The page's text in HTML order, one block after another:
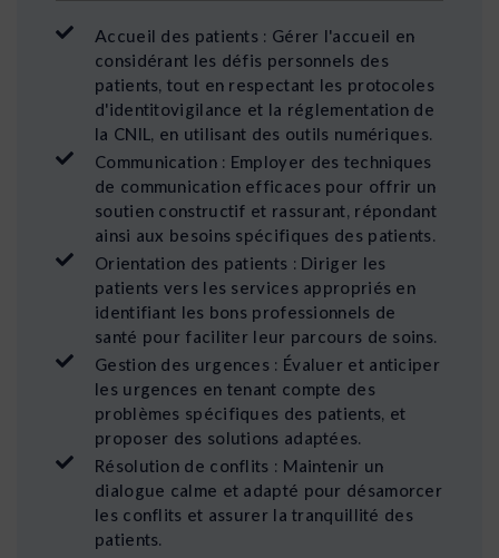
Accueil des patients : Gérer l'accueil en
considérant les défis personnels des
patients, tout en respectant les protocoles
d'identitovigilance et la réglementation de
la CNIL, en utilisant des outils numériques.
Communication : Employer des techniques
de communication efficaces pour offrir un
soutien constructif et rassurant, répondant
ainsi aux besoins spécifiques des patients.
Orientation des patients : Diriger les
patients vers les services appropriés en
identifiant les bons professionnels de
santé pour faciliter leur parcours de soins.
Gestion des urgences : Évaluer et anticiper
les urgences en tenant compte des
problèmes spécifiques des patients, et
proposer des solutions adaptées.
Résolution de conflits : Maintenir un
dialogue calme et adapté pour désamorcer
les conflits et assurer la tranquillité des
patients.